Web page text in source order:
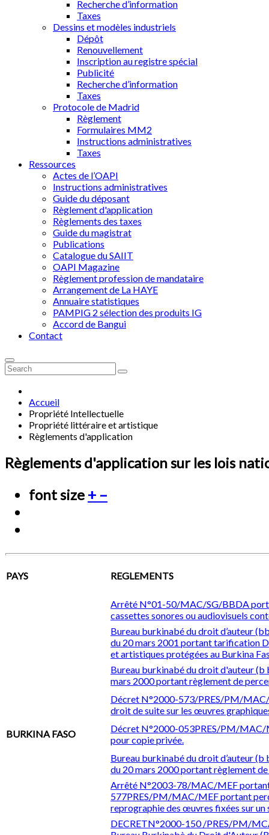
Recherche d’information
Taxes
Dessins et modèles industriels
Dépôt
Renouvellement
Inscription au registre spécial
Publicité
Recherche d’information
Taxes
Protocole de Madrid
Règlement
Formulaires MM2
Instructions administratives
Taxes
Ressources
Actes de l’OAPI
Instructions administratives
Guide du déposant
Règlement d'application
Règlements des taxes
Guide du magistrat
Publications
Catalogue du SAIIT
OAPI Magazine
Règlement profession de mandataire
Arrangement de La HAYE
Annuaire statistiques
PAMPIG 2 sélection des produits IG
Accord de Bangui
Contact
Accueil
Propriété Intellectuelle
Propriété littéraire et artistique
Règlements d'application
Règlements d'application sur les lois
font size + –
PAYS REGLEMENTS
BURKINA FASO
Arrêté N°01-50/MAC/SG/BBDA
cassettes sonores ou audiovisuels
Bureau burkinabé du droit d’auteur
du 20 mars 2001 portant tarification
et artistiques protégées au Burkina
Bureau burkinabé du droit d'auteur
mars 2000 portant règlement de
Décret N°2000-573/PRES/PM/
droit de suite sur les œuvres
Décret N°2000-053PRES/PM/MAC/
pour copie privée.
Bureau burkinabé du droit d’auteur
du 20 mars 2000 portant règlement
Arrêté N°2003-78/MAC/MEF
577PRES/PM/MAC/MEF portant
reprographie des œuvres fixées sur
DECRETN°2000-150 /PRES/PM/